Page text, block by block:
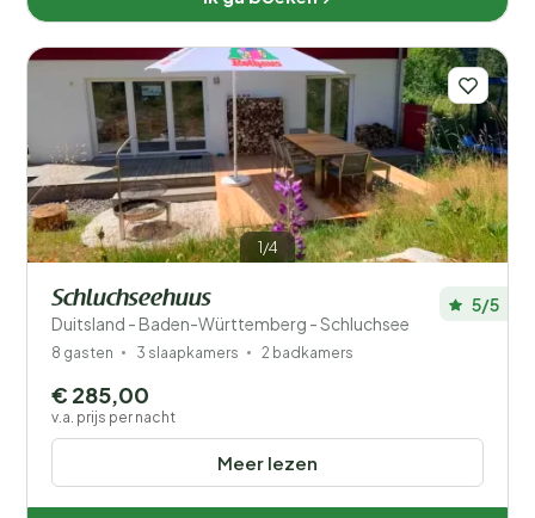
1/4
Schluchseehuus
Duitsland - Baden-Württemberg - Schluchsee
5/5
8 gasten 3 slaapkamers 2 badkamers
Meer lezen
€ 285,00
v.a. prijs per nacht